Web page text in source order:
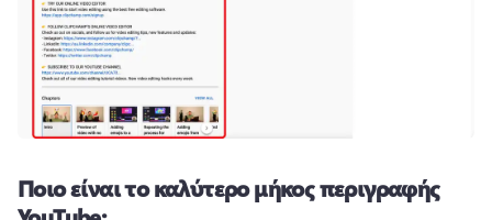
Ποιο είναι το καλύτερο μήκος περιγραφής